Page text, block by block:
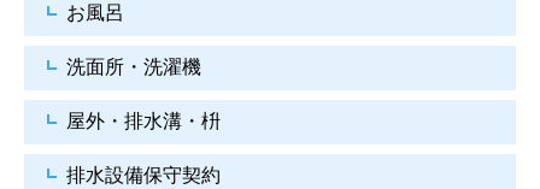
お風呂
洗面所・洗濯機
屋外・排水溝・枡
排水設備保守契約